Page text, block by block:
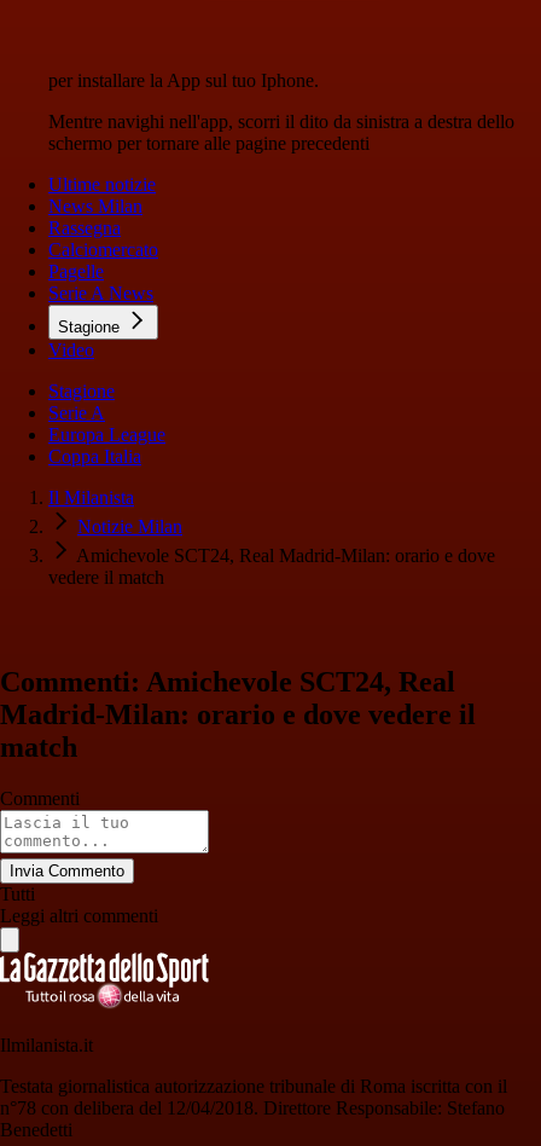
per installare la App sul tuo Iphone.
Mentre navighi nell'app, scorri il dito da sinistra a destra dello
schermo per tornare alle pagine precedenti
Ultime notizie
News Milan
Rassegna
Calciomercato
Pagelle
Serie A News
Stagione
Video
Stagione
Serie A
Europa League
Coppa Italia
Il Milanista
Notizie Milan
Amichevole SCT24, Real Madrid-Milan: orario e dove
vedere il match
Commenti: Amichevole SCT24, Real
Madrid-Milan: orario e dove vedere il
match
Commenti
Invia Commento
Tutti
Leggi altri commenti
Ilmilanista.it
Testata giornalistica autorizzazione tribunale di Roma iscritta con il
n°78 con delibera del 12/04/2018. Direttore Responsabile: Stefano
Benedetti